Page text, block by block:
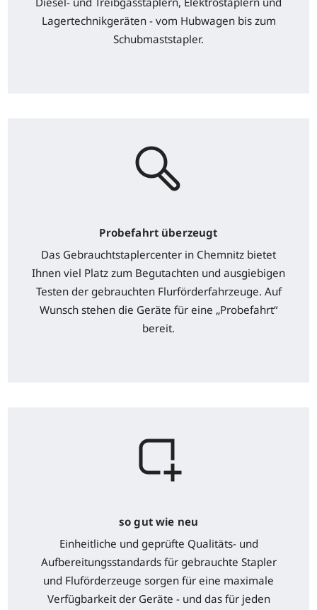
Lagertechnikgeräten - vom Hubwagen bis zum
Schubmaststapler.
Probefahrt überzeugt
Das Gebrauchtstaplercenter in Chemnitz bietet
Ihnen viel Platz zum Begutachten und ausgiebigen
Testen der gebrauchten Flurförderfahrzeuge. Auf
Wunsch stehen die Geräte für eine „Probefahrt“
bereit.
so gut wie neu
Einheitliche und geprüfte Qualitäts- und
Aufbereitungsstandards für gebrauchte Stapler
und Fluförderzeuge sorgen für eine maximale
Verfügbarkeit der Geräte - und das für jeden